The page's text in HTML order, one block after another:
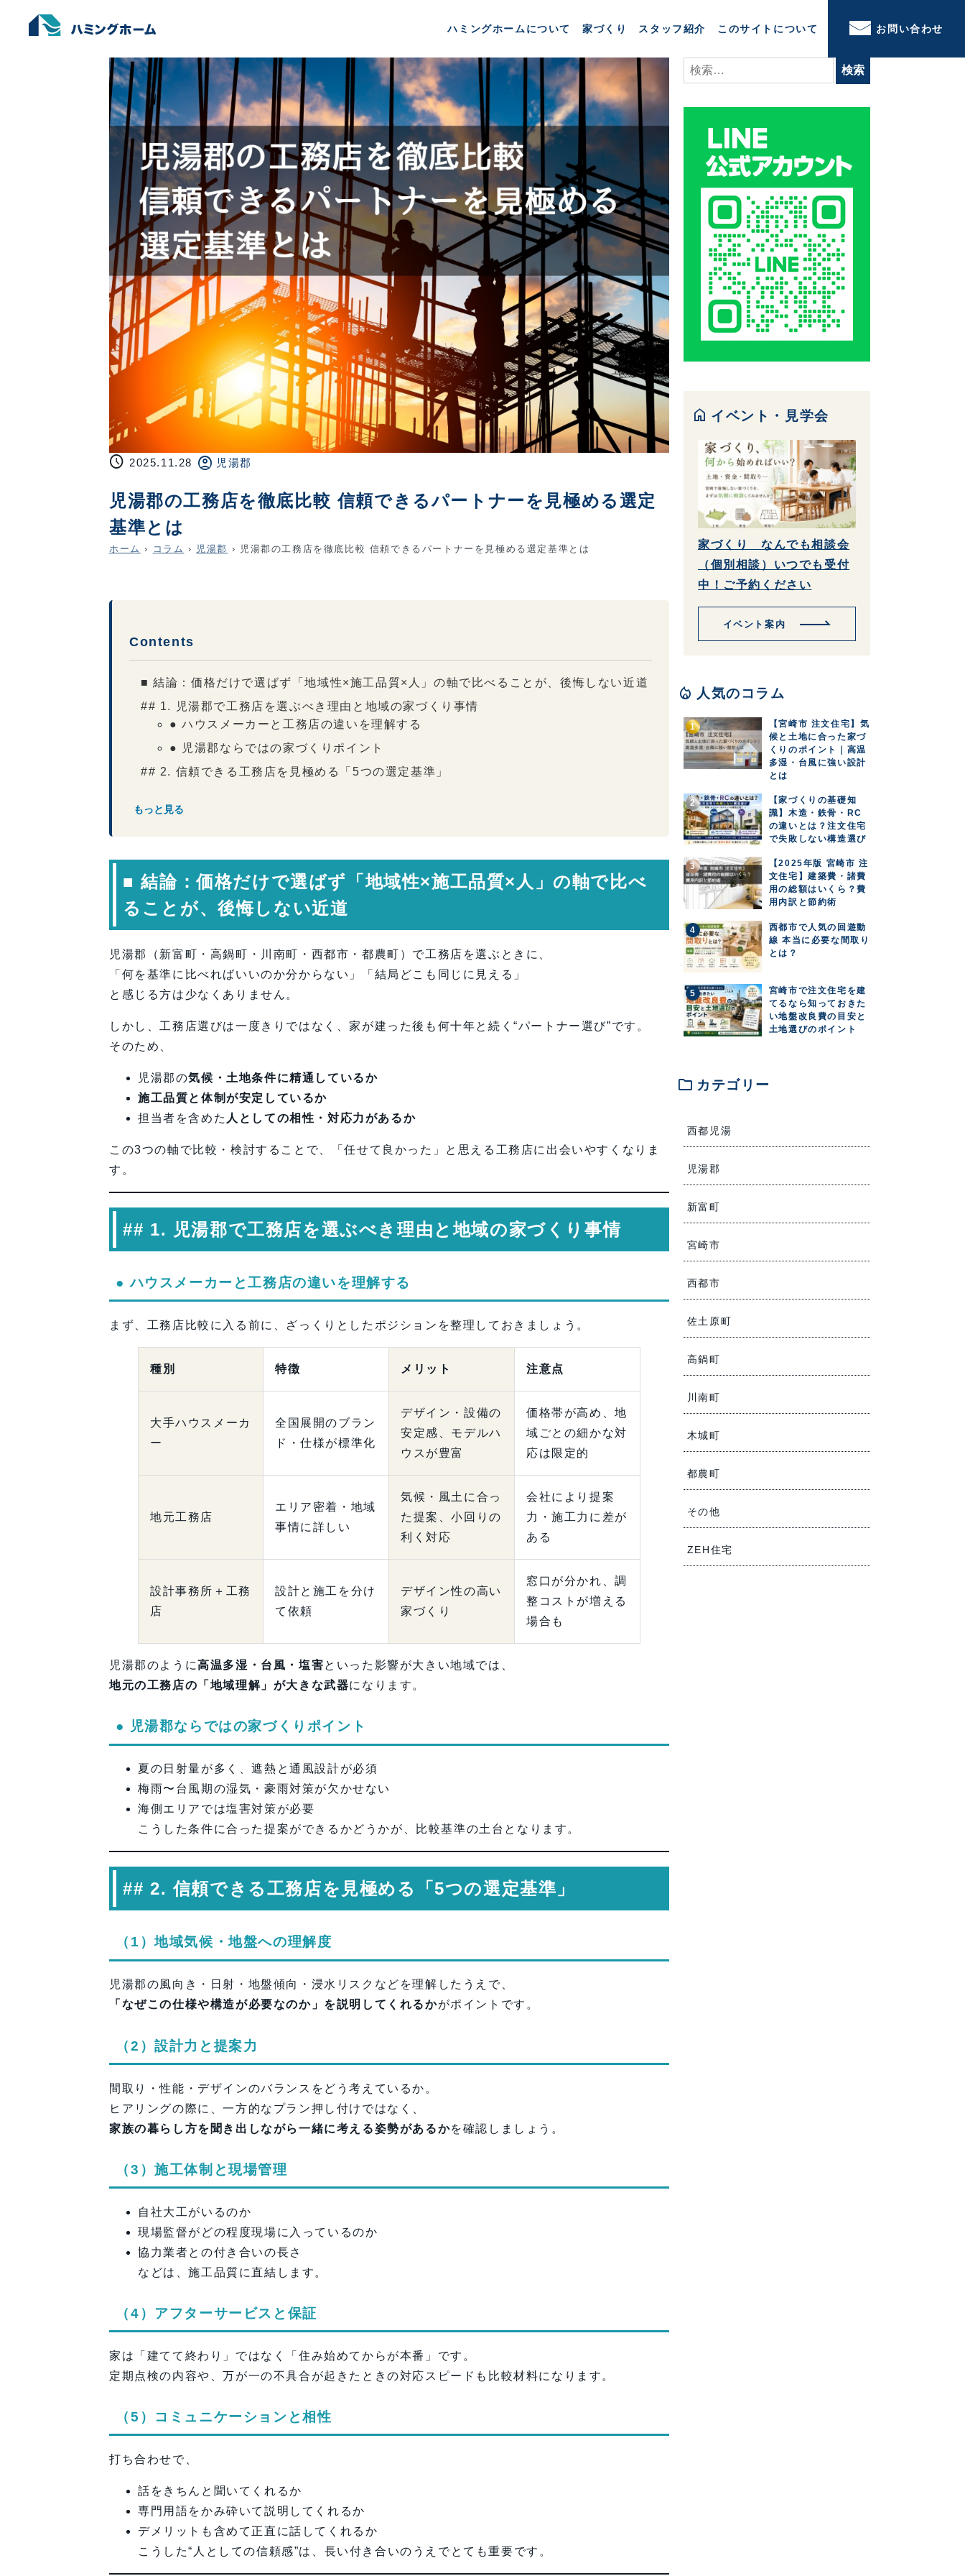
ハミングホームについて 家づくり スタッフ紹介 このサイトについて お問い合わせ
schedule 2025.11.28 account_circle 児湯郡
児湯郡の工務店を徹底比較 信頼できるパートナーを見極める選定
基準とは
ホーム › コラム › 児湯郡 › 児湯郡の工務店を徹底比較 信頼できるパートナーを見極める選定基準とは
Contents
■ 結論：価格だけで選ばず「地域性×施工品質×人」の軸で比べることが、後悔しない近道
## 1. 児湯郡で工務店を選ぶべき理由と地域の家づくり事情
● ハウスメーカーと工務店の違いを理解する
● 児湯郡ならではの家づくりポイント
## 2. 信頼できる工務店を見極める「5つの選定基準」
（2）設計力と提案力
（4）アフターサービスと保証
（5）コミュニケーションと相性
## 3. 児湯郡の工務店比較でチェックしたい具体的ポイント
## 4. 比較の前に押さえたい「自分たちの優先順位」
● 優先順位を整理するための視点
## 5. 相談・見積もりの場で確認しておきたいこと
（2）見積もりの透明性
◆ 専門家コメント（一級建築士・岩下政人）
## 6. よくある質問（FAQ）
## 7. まとめ
【会社情報・お問い合わせ】
もっと見る
■ 結論：価格だけで選ばず「地域性×施工品質×人」の軸で比べ
ることが、後悔しない近道
児湯郡（新富町・高鍋町・川南町・西都市・都農町）で工務店を選ぶときに、
「何を基準に比べればいいのか分からない」「結局どこも同じに見える」
と感じる方は少なくありません。
しかし、工務店選びは一度きりではなく、家が建った後も何十年と続く“パートナー選び”です。
そのため、
児湯郡の気候・土地条件に精通しているか
施工品質と体制が安定しているか
担当者を含めた 人としての相性・対応力があるか
この3つの軸で比較・検討することで、「任せて良かった」と思える工務店に出会いやすくなりま
す。
## 1. 児湯郡で工務店を選ぶべき理由と地域の家づくり事情
● ハウスメーカーと工務店の違いを理解する
まず、工務店比較に入る前に、ざっくりとしたポジションを整理しておきましょう。
種別 特徴 メリット 注意点
大手ハウスメーカ
ー
全国展開のブラン
ド・仕様が標準化
デザイン・設備の
安定感、モデルハ
ウスが豊富
価格帯が高め、地
域ごとの細かな対
応は限定的
地元工務店
エリア密着・地域
事情に詳しい
気候・風土に合っ
た提案、小回りの
利く対応
会社により提案
力・施工力に差が
ある
設計事務所＋工務
店
設計と施工を分け
て依頼
デザイン性の高い
家づくり
窓口が分かれ、調
整コストが増える
場合も
児湯郡のように高温多湿・台風・塩害といった影響が大きい地域では、
地元の工務店の「地域理解」が大きな武器になります。
● 児湯郡ならではの家づくりポイント
夏の日射量が多く、遮熱と通風設計が必須
梅雨〜台風期の湿気・豪雨対策が欠かせない
海側エリアでは塩害対策が必要
こうした条件に合った提案ができるかどうかが、比較基準の土台となります。
## 2. 信頼できる工務店を見極める「5つの選定基準」
（1）地域気候・地盤への理解度
児湯郡の風向き・日射・地盤傾向・浸水リスクなどを理解したうえで、
「なぜこの仕様や構造が必要なのか」を説明してくれるかがポイントです。
（2）設計力と提案力
間取り・性能・デザインのバランスをどう考えているか。
ヒアリングの際に、一方的なプラン押し付けではなく、
家族の暮らし方を聞き出しながら一緒に考える姿勢があるかを確認しましょう。
（3）施工体制と現場管理
自社大工がいるのか
現場監督がどの程度現場に入っているのか
協力業者との付き合いの長さ
などは、施工品質に直結します。
（4）アフターサービスと保証
家は「建てて終わり」ではなく「住み始めてからが本番」です。
定期点検の内容や、万が一の不具合が起きたときの対応スピードも比較材料になります。
（5）コミュニケーションと相性
打ち合わせで、
話をきちんと聞いてくれるか
専門用語をかみ砕いて説明してくれるか
デメリットも含めて正直に話してくれるか
こうした“人としての信頼感”は、長い付き合いのうえでとても重要です。
検
索:
home イベント・見学会
家づくり なんでも相談会
（個別相談）いつでも受付
中！ご予約ください
イベント案内
local_fire_department 人気のコラム
【宮崎市 注文住宅】気
候と土地に合った家づ
くりのポイント｜高温
多湿・台風に強い設計
とは
【家づくりの基礎知
識】木造・鉄骨・RC
の違いとは？注文住宅
で失敗しない構造選び
【2025年版 宮崎市 注
文住宅】建築費・諸費
用の総額はいくら？費
用内訳と節約術
西都市で人気の回遊動
線 本当に必要な間取り
とは？
宮崎市で注文住宅を建
てるなら知っておきた
い地盤改良費の目安と
土地選びのポイント
folder カテゴリー
西都児湯
児湯郡
新富町
宮崎市
西都市
佐土原町
高鍋町
川南町
木城町
都農町
その他
ZEH住宅